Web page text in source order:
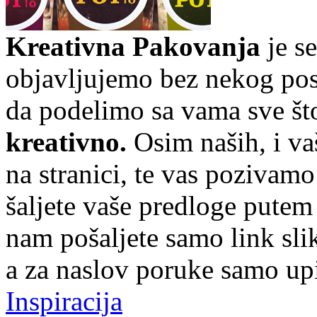
Kreativna Pakovanja je
objavljujemo bez nekog
da podelimo sa vama sve
kreativno. Osim naših, i
na stranici, te vas
šaljete vaše predloge
nam pošaljete samo link
a za naslov poruke samo
Inspiracija